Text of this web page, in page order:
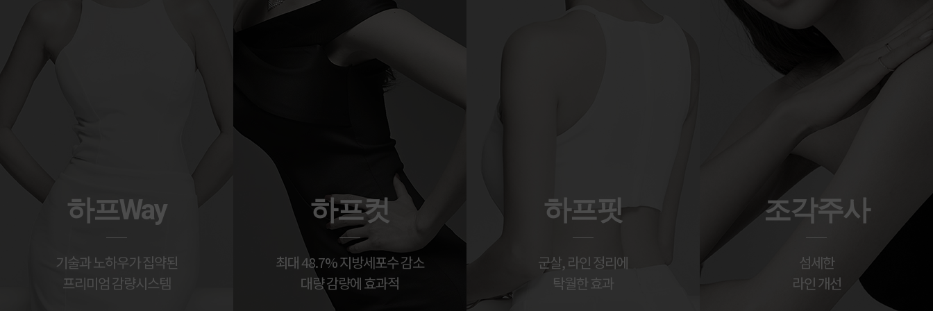
하프Way
기술과 노하우가 집약된
프리미엄 감량시스템
하프컷
최대 48.7% 지방세포수 감소
대량 감량에 효과적
하프핏
군살, 라인 정리에
탁월한 효과
조각주사
섬세한
라인 개선